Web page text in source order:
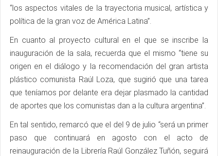
“los aspectos vitales de la trayectoria musical, artística y
política de la gran voz de América Latina”.
En cuanto al proyecto cultural en el que se inscribe la
inauguración de la sala, recuerda que el mismo “tiene su
origen en el diálogo y la recomendación del gran artista
plástico comunista Raúl Loza, que sugirió que una tarea
que teníamos por delante era dejar plasmado la cantidad
de aportes que los comunistas dan a la cultura argentina”.
En tal sentido, remarcó que el del 9 de julio “será un primer
paso que continuará en agosto con el acto de
reinauguración de la Librería Raúl González Tuñón, seguirá